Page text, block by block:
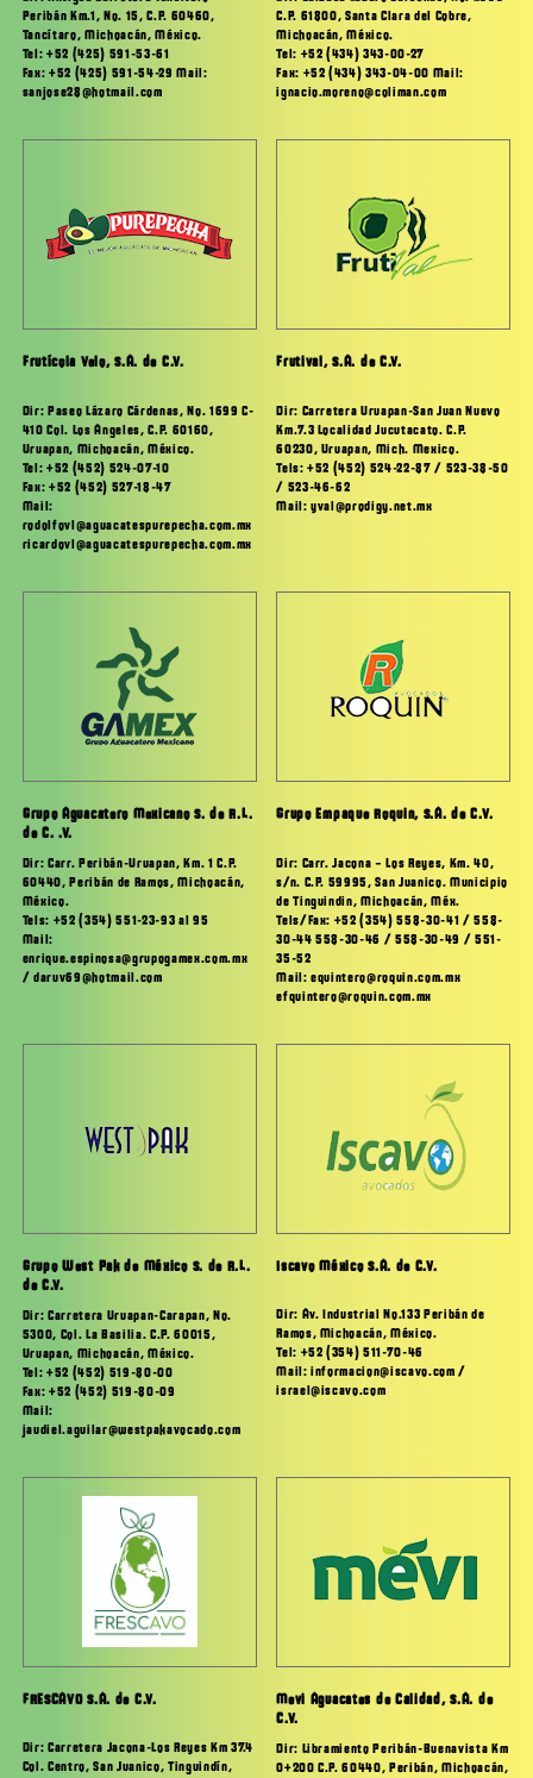
Peribán Km.1, No. 15, C.P. 60460,
Tancítaro, Michoacán, México.
Tel: +52 (425) 591-53-61
Fax: +52 (425) 591-54-29 Mail:
sanjose28@hotmail.com
C.P. 61800, Santa Clara del Cobre,
Michoacán, México.
Tel: +52 (434) 343-00-27
Fax: +52 (434) 343-04-00 Mail:
ignacio.moreno@coliman.com
Frutícola Velo, S.A. de C.V.
Dir: Paseo Lázaro Cárdenas, No. 1699 C-
410 Col. Los Angeles, C.P. 60160,
Uruapan, Michoacán, México.
Tel: +52 (452) 524-07-10
Fax: +52 (452) 527-18-47
Mail:
rodolfovl@aguacatespurepecha.com.mx
ricardovl@aguacatespurepecha.com.mx
Frutival, S.A. de C.V.
Dir: Carretera Uruapan-San Juan Nuevo
Km.7.3 Localidad Jucutacato. C.P.
60230, Uruapan, Mich. Mexico.
Tels: +52 (452) 524-22-87 / 523-38-50
/ 523-46-62
Mail: yval@prodigy.net.mx
Grupo Aguacatero Mexicano S. de R.L.
de C. .V.
Dir: Carr. Peribán-Uruapan, Km. 1 C.P.
60440, Peribán de Ramos, Michoacán,
México.
Tels: +52 (354) 551-23-93 al 95
Mail:
enrique.espinosa@grupogamex.com.mx
/ daruv69@hotmail.com
Grupo Empaque Roquin, S.A. de C.V.
Dir: Carr. Jacona – Los Reyes, Km. 40,
s/n. C.P. 59995, San Juanico. Municipio
de Tinguindin, Michoacán, Méx.
Tels/Fax: +52 (354) 558-30-41 / 558-
30-44 558-30-46 / 558-30-49 / 551-
35-52
Mail: equintero@roquin.com.mx
efquintero@roquin.com.mx
Grupo West Pak de México S. de R.L.
de C.V.
Dir: Carretera Uruapan-Carapan, No.
5300, Col. La Basilia. C.P. 60015,
Uruapan, Michoacán, México.
Tel: +52 (452) 519-80-00
Fax: +52 (452) 519-80-09
Mail:
jaudiel.aguilar@westpakavocado.com
Iscavo México S.A. de C.V.
Dir: Av. Industrial No.133 Peribán de
Ramos, Michoacán, México.
Tel: +52 (354) 511-70-46
Mail: informacion@iscavo.com /
israel@iscavo.com
FRESCAVO S.A. de C.V.
Dir: Carretera Jacona-Los Reyes Km 37.4
Col. Centro, San Juanico, Tinguindín,
Mevi Aguacates de Calidad, S.A. de
C.V.
Dir: Libramiento Peribán-Buenavista Km
0+200 C.P. 60440, Peribán, Michoacán,